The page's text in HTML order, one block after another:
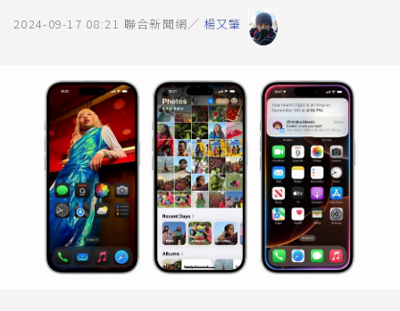
2024-09-17 08:21 聯合新聞網／ 楊又肇